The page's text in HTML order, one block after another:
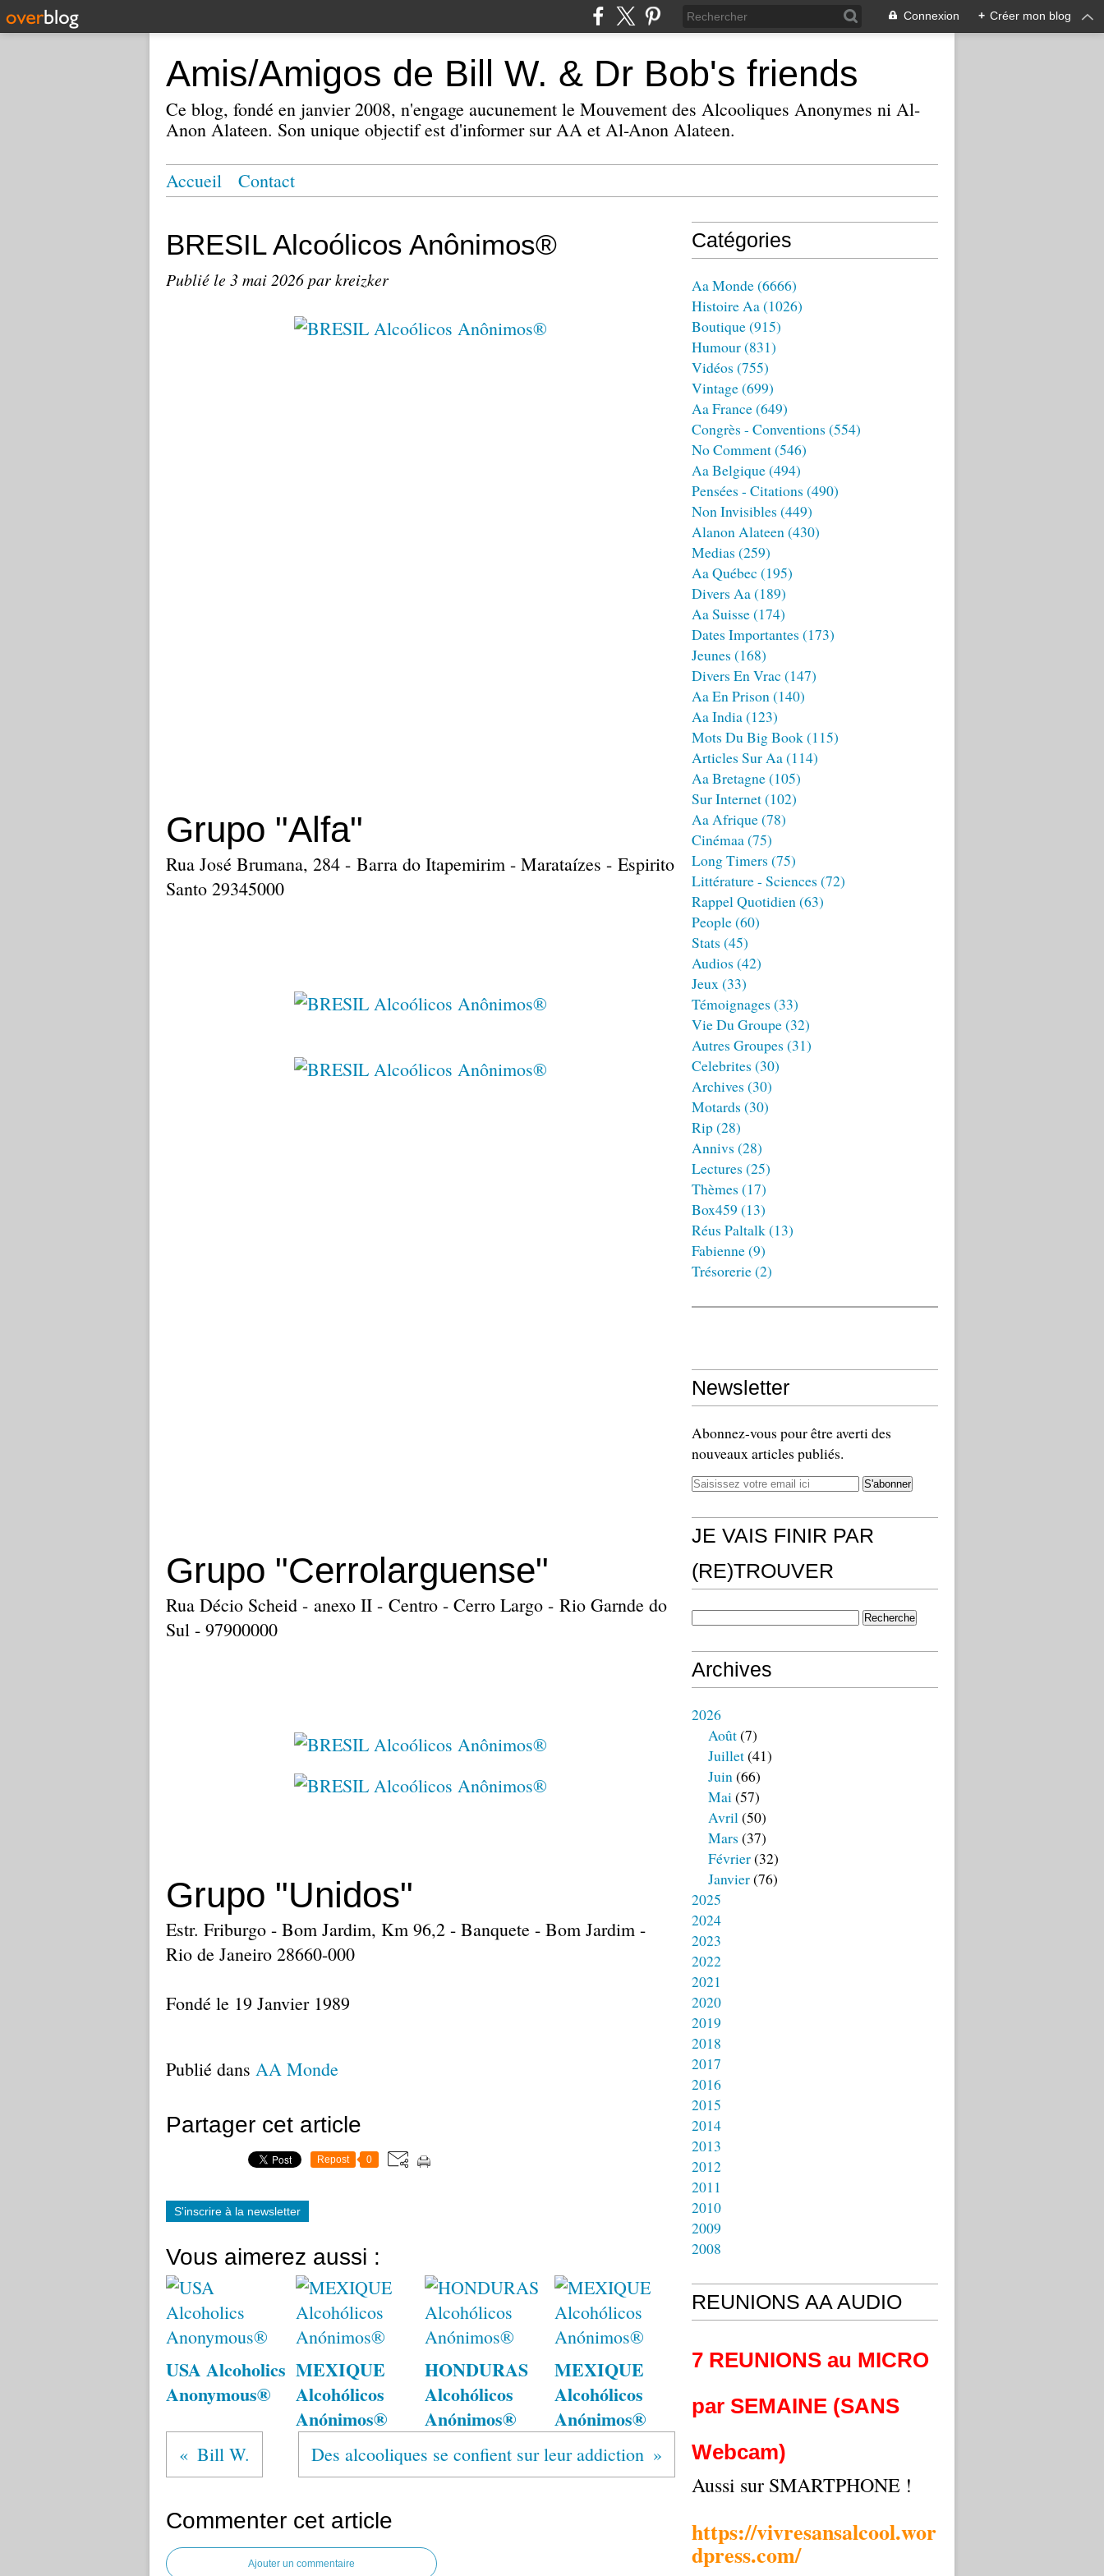
Connexion + Créer mon blog
Amis/Amigos de Bill W. & Dr Bob's friends
Ce blog, fondé en janvier 2008, n'engage aucunement le Mouvement des Alcooliques Anonymes ni Al-
Anon Alateen. Son unique objectif est d'informer sur AA et Al-Anon Alateen.
Accueil Contact
BRESIL Alcoólicos Anônimos®
Publié le 3 mai 2026par kreizker
Grupo "Alfa"
Rua José Brumana, 284 - Barra do Itapemirim - Marataízes - Espirito
Santo 29345000
Grupo "Cerrolarguense"
Rua Décio Scheid - anexo II - Centro - Cerro Largo - Rio Garnde do
Sul - 97900000
Grupo "Unidos"
Estr. Friburgo - Bom Jardim, Km 96,2 - Banquete - Bom Jardim -
Rio de Janeiro 28660-000
Fondé le 19 Janvier 1989
Publié dans AA Monde
Partager cet article
Repost 0
S'inscrire à la newsletter
Vous aimerez aussi :
USA Alcoholics
Anonymous®
MEXIQUE
Alcohólicos
Anónimos®
HONDURAS
Alcohólicos
Anónimos®
MEXIQUE
Alcohólicos
Anónimos®
Bill W. Des alcooliques se confient sur leur addiction
Commenter cet article
Ajouter un commentaire
Catégories
Aa Monde(6666)
Histoire Aa(1026)
Boutique(915)
Humour(831)
Vidéos (755)
Vintage(699)
Aa France(649)
Congrès - Conventions (554)
No Comment(546)
Aa Belgique(494)
Pensées - Citations (490)
Non Invisibles (449)
Alanon Alateen(430)
Medias (259)
Aa Québec (195)
Divers Aa(189)
Aa Suisse(174)
Dates Importantes (173)
Jeunes (168)
Divers En Vrac (147)
Aa En Prison(140)
Aa India(123)
Mots Du Big Book(115)
Articles Sur Aa(114)
Aa Bretagne(105)
Sur Internet(102)
Aa Afrique(78)
Cinémaa(75)
Long Timers (75)
Littérature - Sciences (72)
Rappel Quotidien(63)
People(60)
Stats (45)
Audios (42)
Jeux(33)
Témoignages (33)
Vie Du Groupe(32)
Autres Groupes (31)
Celebrites (30)
Archives (30)
Motards (30)
Rip(28)
Annivs (28)
Lectures (25)
Thèmes (17)
Box459 (13)
Réus Paltalk(13)
Fabienne(9)
Trésorerie(2)
Newsletter
Abonnez-vous pour être averti des
nouveaux articles publiés.
JE VAIS FINIR PAR
(RE)TROUVER
Archives
2026
Août(7)
Juillet(41)
Juin(66)
Mai(57)
Avril(50)
Mars (37)
Février(32)
Janvier(76)
2025
2024
2023
2022
2021
2020
2019
2018
2017
2016
2015
2014
2013
2012
2011
2010
2009
2008
REUNIONS AA AUDIO
7 REUNIONS au MICRO
par SEMAINE (SANS
Webcam)
Aussi sur SMARTPHONE !
https://vivresansalcool.wor
dpress.com/